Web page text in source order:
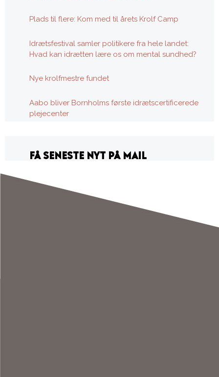
Plads til flere: Kom med til årets Krolf Camp
Idrætsfestival samler politikere fra hele landet:
Hvad kan idrætten lære os om mental sundhed?
Nye krolfmestre fundet
Aabo bliver Bornholms første idrætscertificerede
plejecenter
FÅ SENESTE NYT PÅ MAIL